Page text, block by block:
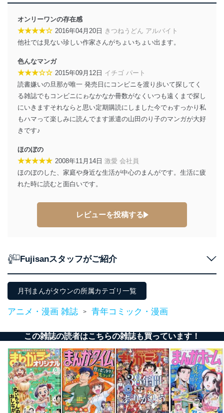
オンリーワンの存在感
★★★★☆ 2016年04月20日 きつねうどん アルバイト
他社では見ない珍しい作家さんがちょいちょい出ます。
色んなマンガ
★★★☆☆ 2015年09月12日 イチゴ パート
読書嫌いの旦那が唯一 発売日にコンビニを渡り歩いて探してく
る雑誌でもコンビニにゎなかなか冊数がなくいつも遠くまで探し
にいきますそれならと思い定期購読にしました今でゎすっかり私
もハマって楽しみに読んでます派遣の山田のり子のマンガが大好
きです♪
ほのぼの
★★★★★ 2008年11月14日 激愛 会社員
ほのぼのした、家庭や身近な生活が中心のまんがです。生活に疲
れた時に読むと面白いです。
レビューを投稿する
Fujisanスタッフがご紹介
月刊まんがタウンの所属カテゴリ一覧
アニメ・漫画 雑誌 > 青年コミック・漫画
この雑誌の読者はこちらの雑誌も買っています！